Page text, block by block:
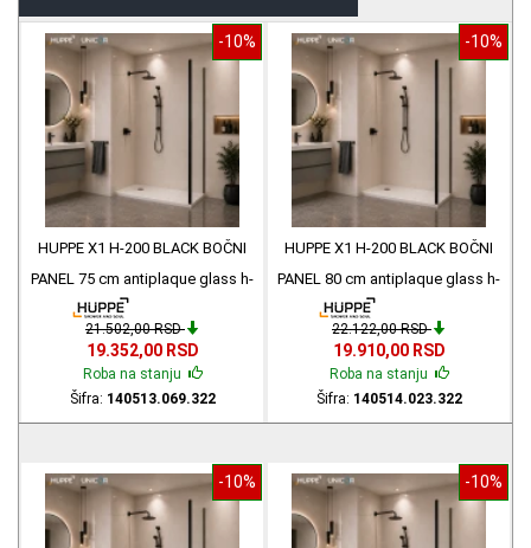
-10%
HUPPE X1 H-200 BLACK BOČNI
PANEL 75 cm antiplaque glass h-
200 140513.023.322
21.502,00 RSD
19.352,00 RSD
Roba na stanju
Šifra: 140513.069.322
-10%
HUPPE X1 H-200 BLACK BOČNI
PANEL 80 cm antiplaque glass h-
200 140514.023.322
22.122,00 RSD
19.910,00 RSD
Roba na stanju
Šifra: 140514.023.322
-10% -10%